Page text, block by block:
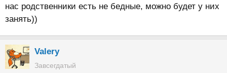
нас родственники есть не бедные, можно будет у них
занять))
Valery
Завсегдатый